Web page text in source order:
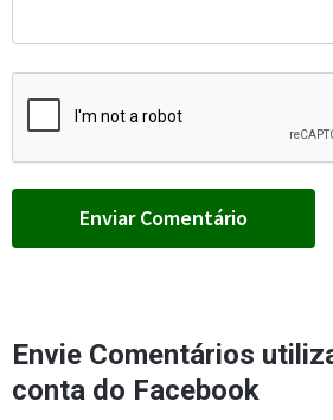
Envie Comentários
conta do Facebook